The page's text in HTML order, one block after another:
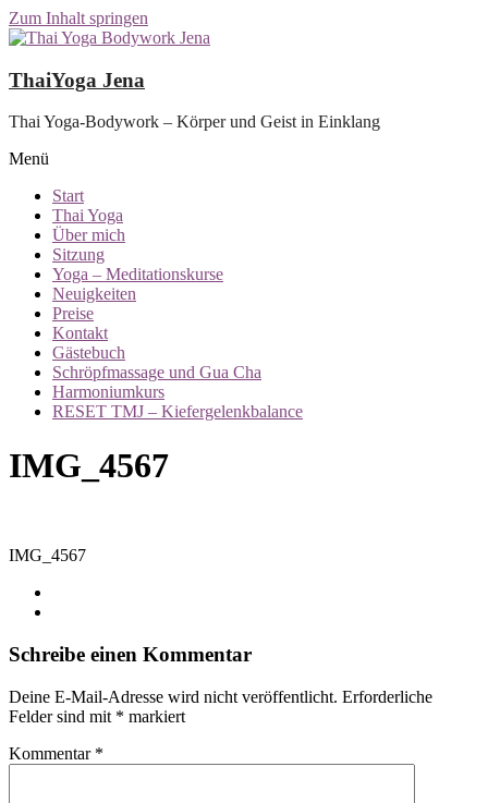
Zum Inhalt springen
ThaiYoga Jena
Thai Yoga-Bodywork – Körper und Geist in Einklang
Menü
Start
Thai Yoga
Über mich
Sitzung
Yoga – Meditationskurse
Neuigkeiten
Preise
Kontakt
Gästebuch
Schröpfmassage und Gua Cha
Harmoniumkurs
RESET TMJ – Kiefergelenkbalance
IMG_4567
IMG_4567
Schreibe einen Kommentar
Deine E-Mail-Adresse wird nicht veröffentlicht. Erforderliche
Felder sind mit * markiert
Kommentar *